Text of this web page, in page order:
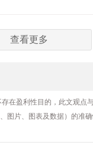
查看更多
在盈利性目的，此文观
图片、图表及数据）的准